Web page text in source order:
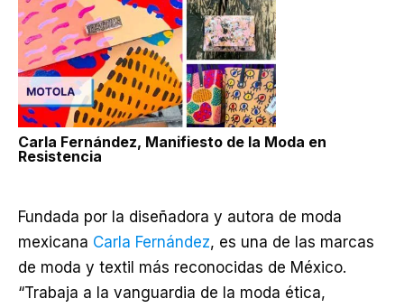
Carla Fernández, Manifiesto de la Moda en
Resistencia
Fundada por la diseñadora y autora de moda
mexicana Carla Fernández, es una de las marcas
de moda y textil más reconocidas de México.
“Trabaja a la vanguardia de la moda ética,